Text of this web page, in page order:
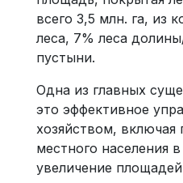
всего 3,5 млн. га, из
леса, 7% леса
пустыни.
Одна из главных
это эффективное
хозяйством, включая
местного населения
увеличение